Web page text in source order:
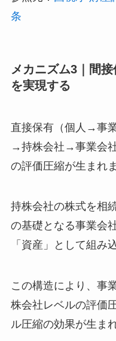
条
メカニズム3｜間
を実現する
直接保有（個人→事
→持株会社→事業会
の評価圧縮が生まれま
持株会社の株式を相
の基礎となる事業会
「資産」として組み
この構造により、事
株会社レベルの評価
ル圧縮の効果が生ま